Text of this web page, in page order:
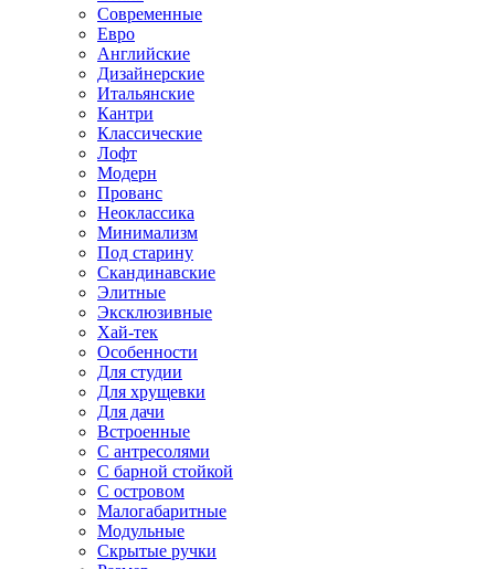
Современные
Евро
Английские
Дизайнерские
Итальянские
Кантри
Классические
Лофт
Модерн
Прованс
Неоклассика
Минимализм
Под старину
Скандинавские
Элитные
Эксклюзивные
Хай-тек
Особенности
Для студии
Для хрущевки
Для дачи
Встроенные
С антресолями
С барной стойкой
С островом
Малогабаритные
Модульные
Скрытые ручки